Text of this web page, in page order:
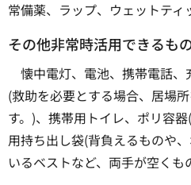
常備薬、ラップ、ウェットティ
その他非常時活用できるも
懐中電灯、電池、携帯電話
(救助を必要とする場合、居場
す。)、携帯用トイレ、ポリ容
用持ち出し袋(背負えるものや
いるベストなど、両手が空くも